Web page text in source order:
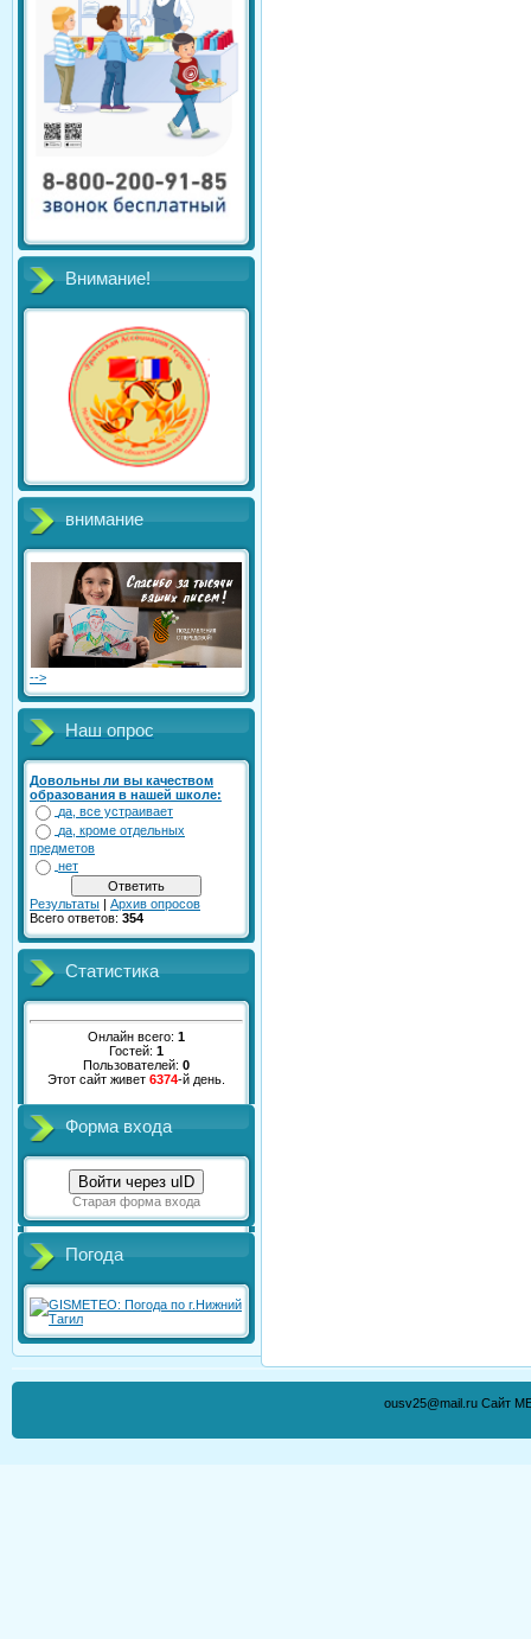
Внимание!
внимание
-->
Наш опрос
Довольны ли вы качеством
образования в нашей школе:
да, все устраивает
да, кроме отдельных
предметов
нет
Результаты | Архив опросов
Всего ответов: 354
Статистика
Онлайн всего: 1
Гостей: 1
Пользователей: 0
Этот сайт живет 6374-й день.
Форма входа
Войти через uID
Старая форма входа
Погода
ousv25@mail.ru Сайт